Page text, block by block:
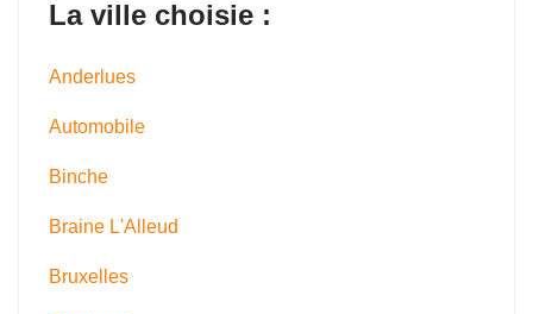
La ville choisie :
Anderlues
Automobile
Binche
Braine L'Alleud
Bruxelles